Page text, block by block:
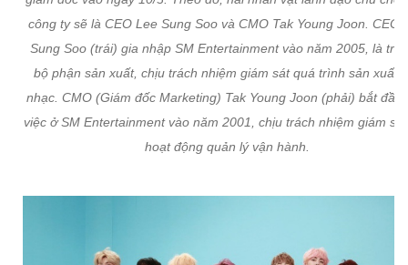
công ty sẽ là CEO Lee Sung Soo và CMO Tak Young Joon. CEO
Sung Soo (trái) gia nhập SM Entertainment vào năm 2005, là
bộ phận sản xuất, chịu trách nhiệm giám sát quá trình sản xuất
nhạc. CMO (Giám đốc Marketing) Tak Young Joon (phải) bắt đầu
việc ở SM Entertainment vào năm 2001, chịu trách nhiệm giám
hoạt động quản lý vận hành.